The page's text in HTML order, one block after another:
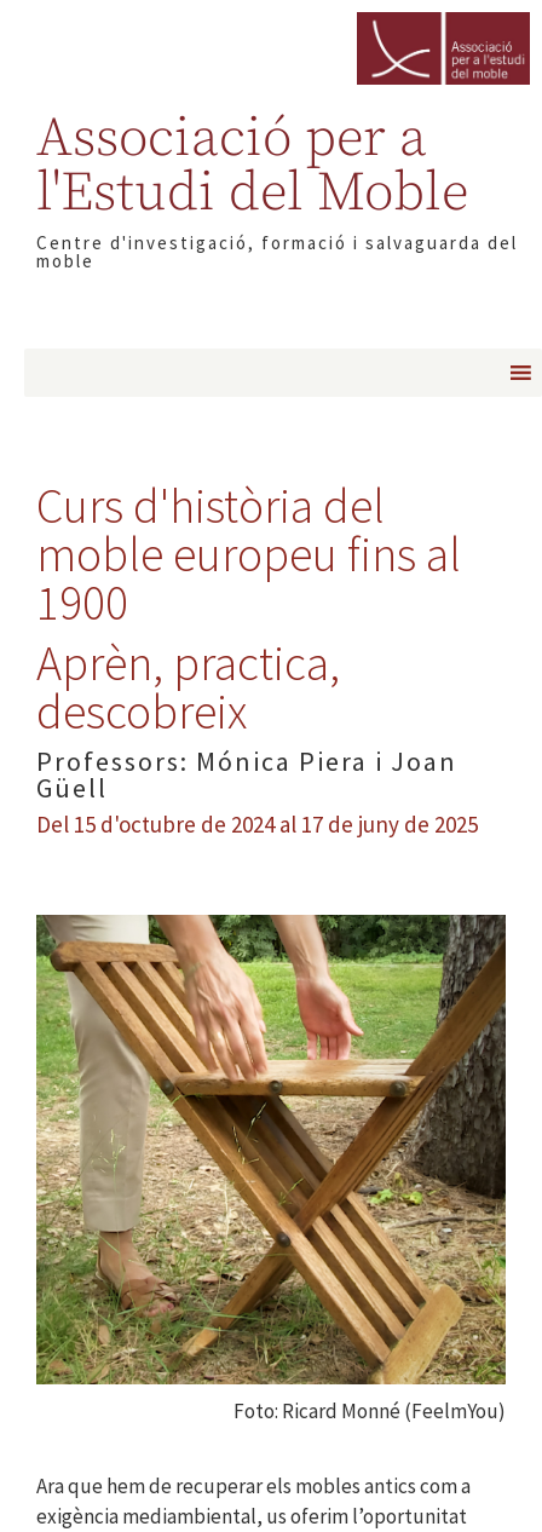
Associació per a
l'Estudi del Moble
Centre d'investigació, formació i salvaguarda del
moble
Curs d'història del
moble europeu fins al
1900
Aprèn, practica,
descobreix
Professors: Mónica Piera i Joan
Güell
Del 15 d'octubre de 2024 al 17 de juny de 2025
Foto: Ricard Monné (FeelmYou)
Ara que hem de recuperar els mobles antics com a
exigència mediambiental, us oferim l’oportunitat